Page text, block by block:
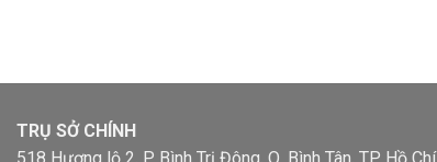
TRỤ SỞ CHÍNH
518 Hương lộ 2, P. Bình Trị Đông, Q. Bình Tân, TP. Hồ Chí